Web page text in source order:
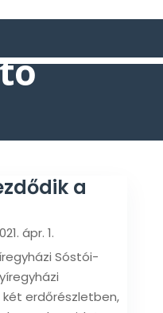
a
ápr. 1.
Sóstói-
erdőrészletben,